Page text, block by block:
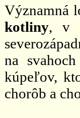
Významná
kotliny, v
na
kúpeľov,
chorôb a